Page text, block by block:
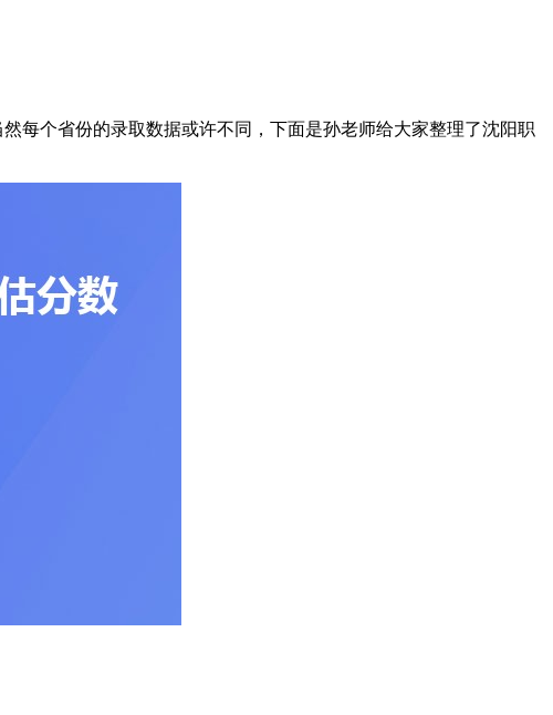
然每个省份的录取数据或许不同，下面是孙老师给大家整理了沈阳职